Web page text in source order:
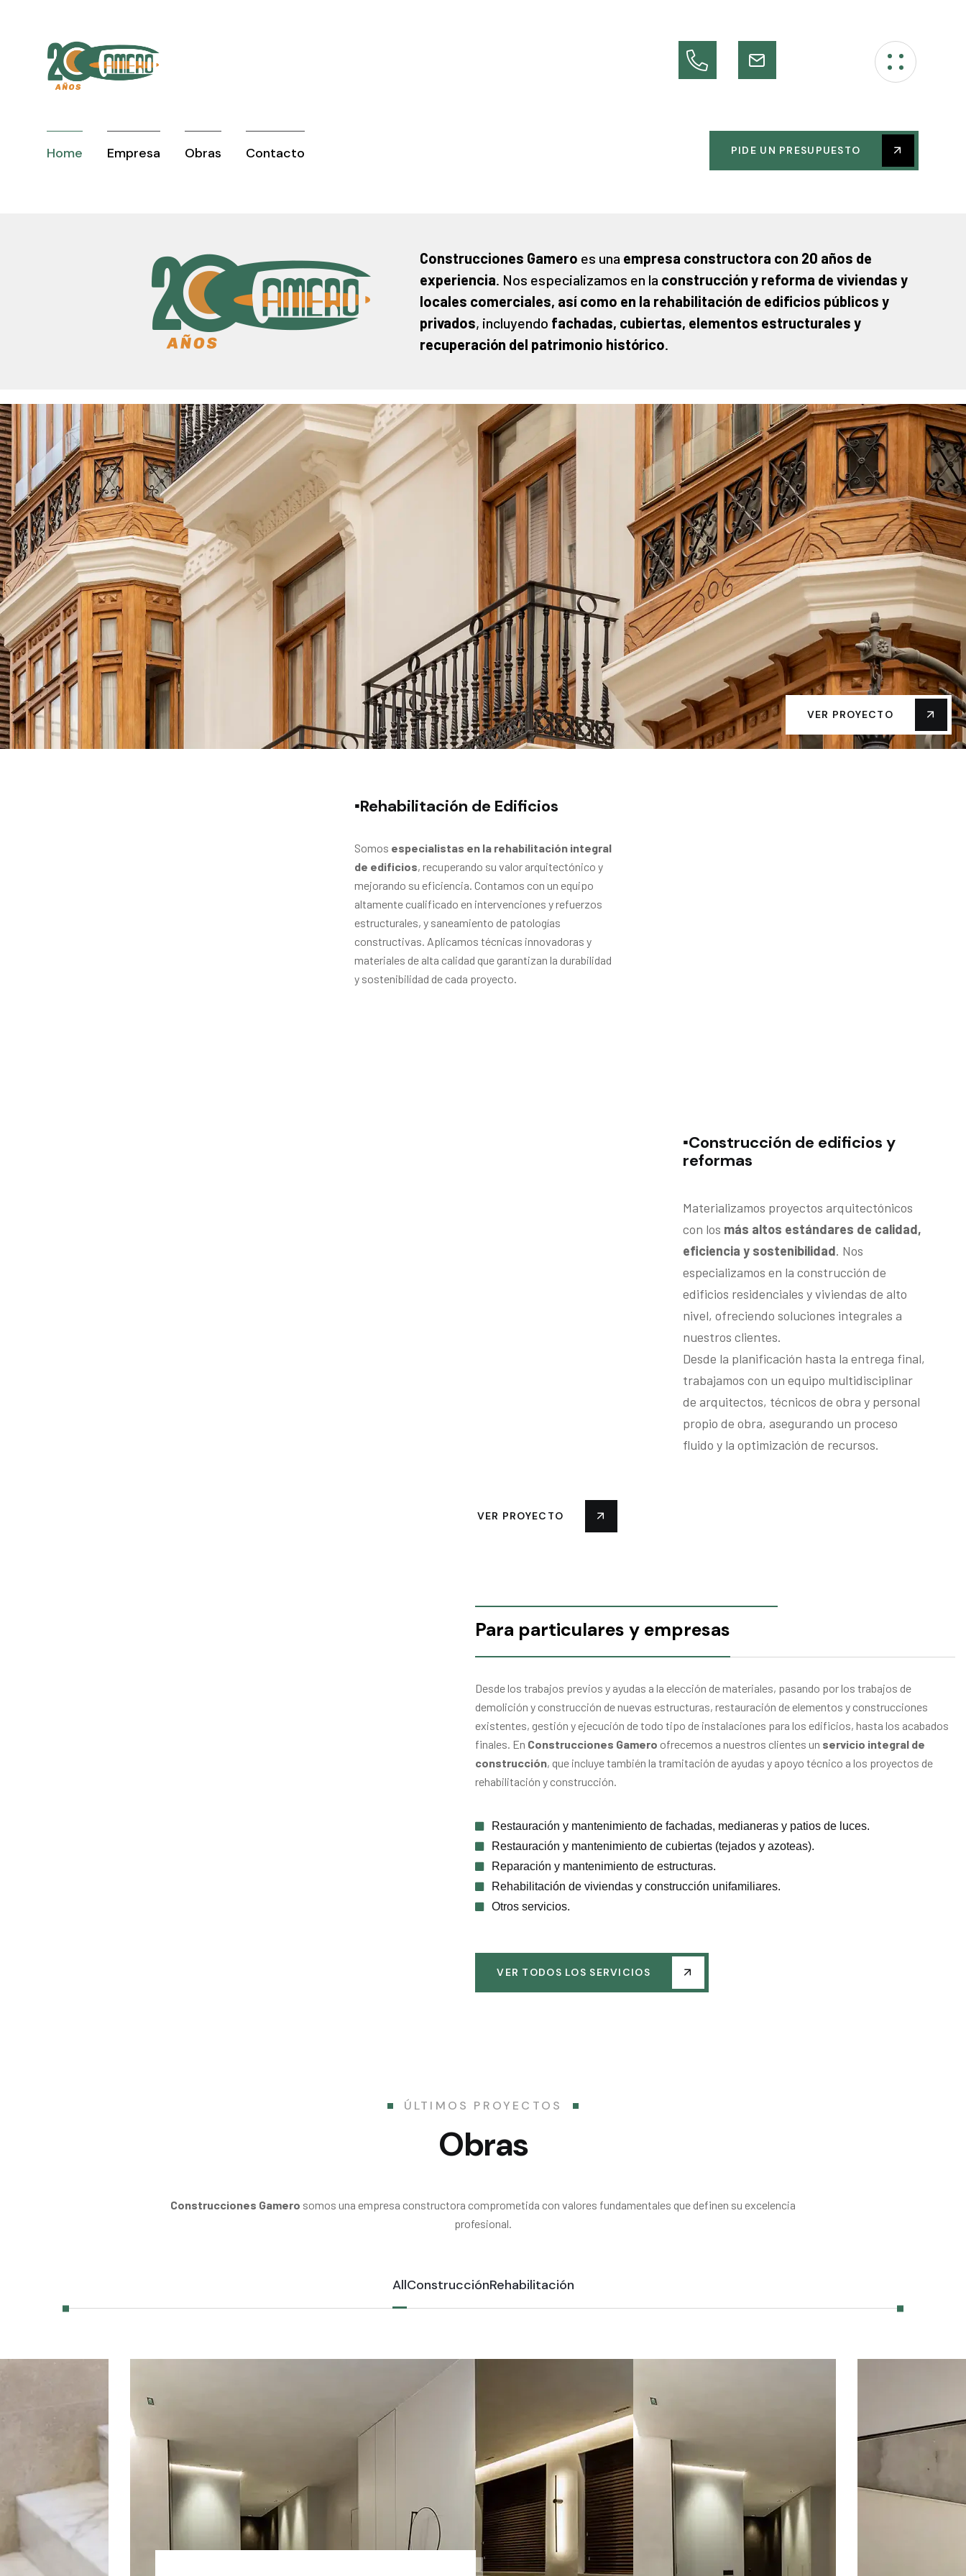
Home Empresa Obras Contacto PIDE UN PRESUPUESTO
Construcciones Gamero es una empresa constructora con 20 años de
experiencia. Nos especializamos en la construcción y reforma de viviendas y
locales comerciales, así como en la rehabilitación de edificios públicos y
privados, incluyendo fachadas, cubiertas, elementos estructurales y
recuperación del patrimonio histórico.
VER PROYECTO
▪️Rehabilitación de Edificios
Somos especialistas en la rehabilitación integral
de edificios, recuperando su valor arquitectónico y
mejorando su eficiencia. Contamos con un equipo
altamente cualificado en intervenciones y refuerzos
estructurales, y saneamiento de patologías
constructivas. Aplicamos técnicas innovadoras y
materiales de alta calidad que garantizan la durabilidad
y sostenibilidad de cada proyecto.
VER PROYECTO
▪️Construcción de edificios y
reformas
Materializamos proyectos arquitectónicos
con los más altos estándares de calidad,
eficiencia y sostenibilidad. Nos
especializamos en la construcción de
edificios residenciales y viviendas de alto
nivel, ofreciendo soluciones integrales a
nuestros clientes.
Desde la planificación hasta la entrega final,
trabajamos con un equipo multidisciplinar
de arquitectos, técnicos de obra y personal
propio de obra, asegurando un proceso
fluido y la optimización de recursos.
Para particulares y empresas
Desde los trabajos previos y ayudas a la elección de materiales, pasando por los trabajos de
demolición y construcción de nuevas estructuras, restauración de elementos y construcciones
existentes, gestión y ejecución de todo tipo de instalaciones para los edificios, hasta los acabados
finales. En Construcciones Gamero ofrecemos a nuestros clientes un servicio integral de
construcción, que incluye también la tramitación de ayudas y apoyo técnico a los proyectos de
rehabilitación y construcción.
Restauración y mantenimiento de fachadas, medianeras y patios de luces.
Restauración y mantenimiento de cubiertas (tejados y azoteas).
Reparación y mantenimiento de estructuras.
Rehabilitación de viviendas y construcción unifamiliares.
Otros servicios.
VER TODOS LOS SERVICIOS
ÚLTIMOS PROYECTOS
Obras
Construcciones Gamero somos una empresa constructora comprometida con valores fundamentales que definen su excelencia
profesional.
AllConstrucciónRehabilitación